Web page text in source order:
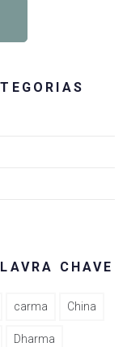
CHAVE
carma China
Dharma